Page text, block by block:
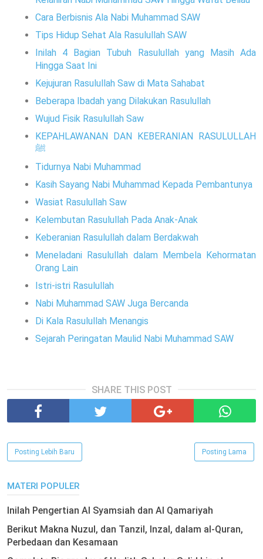
Cara Berbisnis Ala Nabi Muhammad SAW
Tips Hidup Sehat Ala Rasulullah SAW
Inilah 4 Bagian Tubuh Rasulullah yang Masih Ada
Hingga Saat Ini
Kejujuran Rasulullah Saw di Mata Sahabat
Beberapa Ibadah yang Dilakukan Rasulullah
Wujud Fisik Rasulullah Saw
KEPAHLAWANAN DAN KEBERANIAN RASULULLAH
ﷺ
Tidurnya Nabi Muhammad
Kasih Sayang Nabi Muhammad Kepada Pembantunya
Wasiat Rasulullah Saw
Kelembutan Rasulullah Pada Anak-Anak
Keberanian Rasulullah dalam Berdakwah
Meneladani Rasulullah dalam Membela Kehormatan
Orang Lain
Istri-istri Rasulullah
Nabi Muhammad SAW Juga Bercanda
Di Kala Rasulullah Menangis
Sejarah Peringatan Maulid Nabi Muhammad SAW
SHARE THIS POST
Posting Lebih Baru Posting Lama
MATERI POPULER
Inilah Pengertian Al Syamsiah dan Al Qamariyah
Berikut Makna Nuzul, dan Tanzil, Inzal, dalam al-Quran,
Perbedaan dan Kesamaan